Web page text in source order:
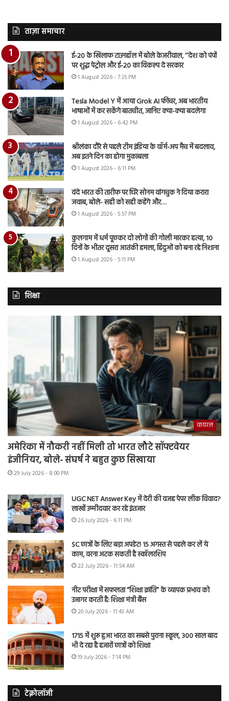
ताज़ा समाचार
ई-20 के खिलाफ टाउनहॉल में बोले केजरीवाल, ‘‘देश को पंपों
पर शुद्ध पेट्रोल और ई-20 का विकल्प दे सरकार
1 August 2026 - 7:35 PM
Tesla Model Y में आया Grok AI फीचर, अब भारतीय
भाषाओं में कर सकेंगे बातचीत, जानिए क्या-क्या बदलेगा
1 August 2026 - 6:42 PM
श्रीलंका दौरे से पहले टीम इंडिया के वॉर्म-अप मैच में बदलाव,
अब इतने दिन का होगा मुकाबला
1 August 2026 - 6:11 PM
वंदे भारत की तारीफ पर घिरे सोनम वांगचुक ने दिया करारा
जवाब, बोले- सही को सही कहेंगे और…
1 August 2026 - 5:57 PM
कुलगाम में धर्म पूछकर दो लोगों की गोली मारकर हत्या, 10
दिनों के भीतर दूसरा आतंकी हमला, हिंदुओं को बना रहे निशाना
1 August 2026 - 5:11 PM
शिक्षा
वायरल
अमेरिका में नौकरी नहीं मिली तो भारत लौटे सॉफ्टवेयर
इंजीनियर, बोले- संघर्ष ने बहुत कुछ सिखाया
29 July 2026 - 8:00 PM
UGC NET Answer Key में देरी की वजह पेपर लीक विवाद?
लाखों उम्मीदवार कर रहे इंतजार
26 July 2026 - 6:11 PM
SC छात्रों के लिए बड़ा अपडेट! 15 अगस्त से पहले कर लें ये
काम, वरना अटक सकती है स्कॉलरशिप
22 July 2026 - 11:54 AM
नीट परीक्षा में सफलता “शिक्षा क्रांति” के व्यापक प्रभाव को
उजागर करती है: शिक्षा मंत्री बैंस
20 July 2026 - 11:43 AM
1715 में शुरू हुआ भारत का सबसे पुराना स्कूल, 300 साल बाद
भी दे रहा है हजारों छात्रों को शिक्षा
19 July 2026 - 7:14 PM
टेक्नोलॉजी